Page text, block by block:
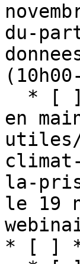
du-
en
utiles/
la-
le 19
* [ ]